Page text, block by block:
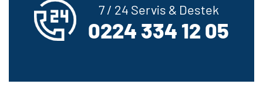
7 / 24 Servis & Destek
0224 334 12 05